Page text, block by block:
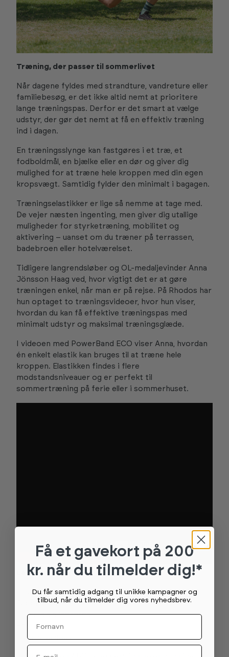
Træning, der passer til sommerlivet
Når dagene fyldes med strandture, vandreture eller
familiebesøg, er det ikke altid nemt at prioritere
lange træningspas. Derfor er det smart at vælge
udstyr, der gør det nemt at få en effektiv træning
ind i dagen.
En træningsslynge kan fastgøres i et træ, et
fodboldmål, en bjælke eller en dør og giver dig
mulighed for at træne hele kroppen med din egen
kropsvægt. Samtidig fylder den minimalt i bagagen.
Træningselastikker er lige så nemme at tage med.
De vejer næsten ingenting, men giver dig utallige
muligheder for styrketræning, mobilitet og
aktivering – uanset om du træner på terrassen,
badebroen eller hotelværelset.
Tidligere langrendsløber og OL-medaljevinder Anna
Jönsson Haag ved, hvor vigtigt det er at gøre
træningen enkel, når man er på rejse. På Rhodos har
hun optaget to træningsvideoer, hvor hun viser,
hvordan du kan få effektive træningspas med
minimalt udstyr og maksimal træningsglæde.
I videoen med PowerBand ECO viser Anna, hvordan
én enkelt elastik kan bruges til at træne hele
kroppen. Elastikken findes i flere
modstandsniveauer og er perfekt til
sommertræning på ferie eller i sommerhuset.
Lav 3 runder af:
Push-ups
Good morning
Enarms skulderpres
Enarms row
Overhead squat
Få et gavekort på 200
kr. når du tilmelder dig!*
Du får samtidig adgang til unikke kampagner og
tilbud, når du tilmelder dig vores nyhedsbrev.
Fornavn
Email